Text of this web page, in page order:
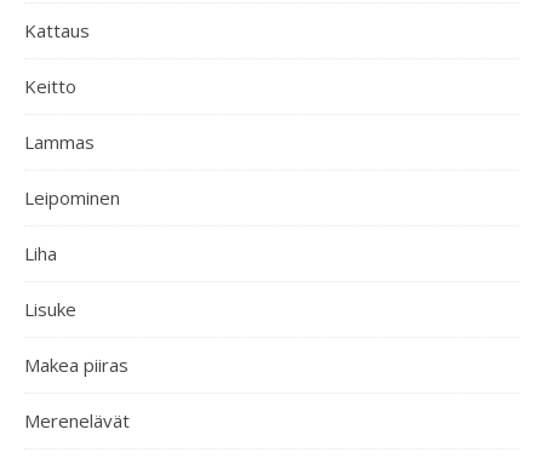
Kattaus
Keitto
Lammas
Leipominen
Liha
Lisuke
Makea piiras
Merenelävät